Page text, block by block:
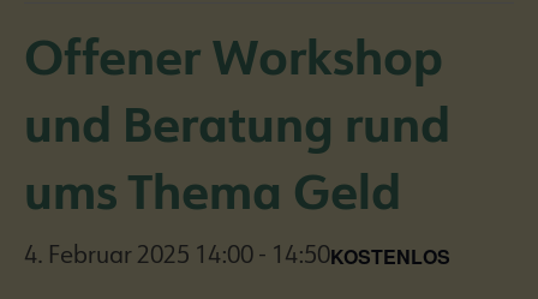
Offener Workshop
und Beratung rund
ums Thema Geld
4. Februar 2025 14:00 - 14:50KOSTENLOS